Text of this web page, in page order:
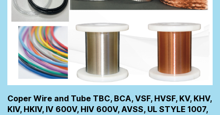
Coper Wire and Tube TBC, BCA, VSF, HVSF, KV, KHV,
KIV, HKIV, IV 600V, HIV 600V, AVSS, UL STYLE 1007,